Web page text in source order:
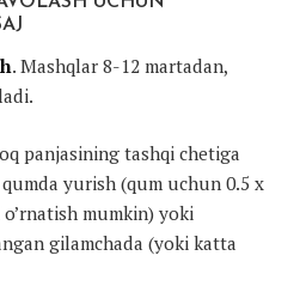
. Mashqlar 8-12 martadan,
panjasining tashqi chetiga
yurish (qum uchun 0.5 x
mumkin) yoki
gilamchada (yoki katta